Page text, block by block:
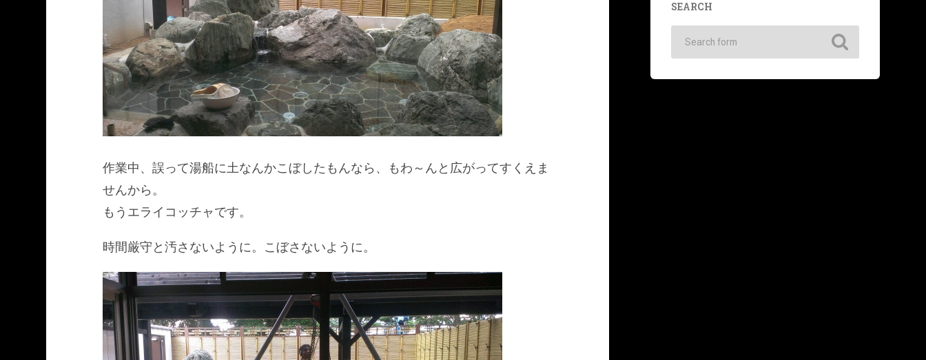
作業中、誤って湯船に土なんかこぼしたもんなら、もわ～んと広がってすくえま
せんから。
もうエライコッチャです。
時間厳守と汚さないように。こぼさないように。
SEARCH